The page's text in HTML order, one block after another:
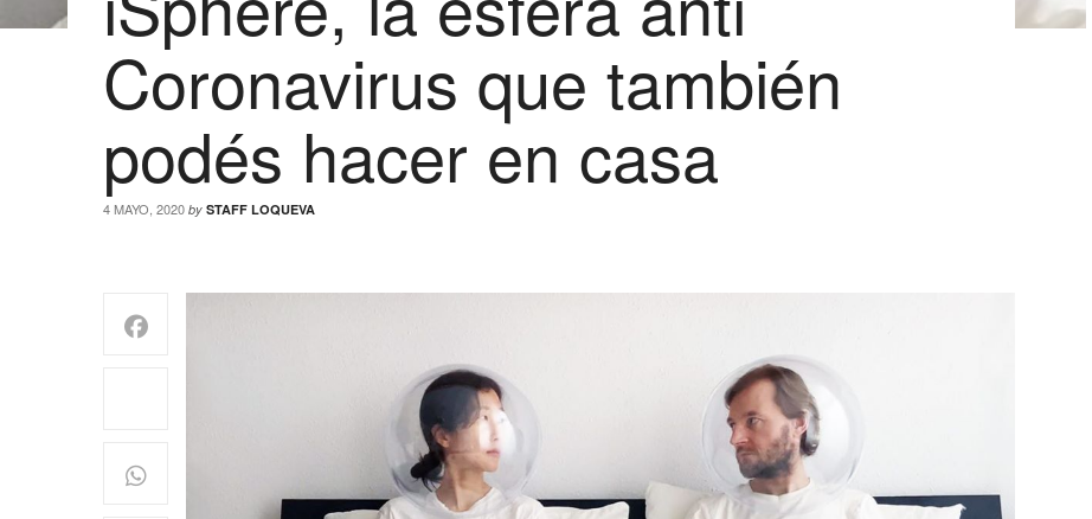
Coronavirus que también
podés hacer en casa
4 MAYO, 2020 by STAFF LOQUEVA